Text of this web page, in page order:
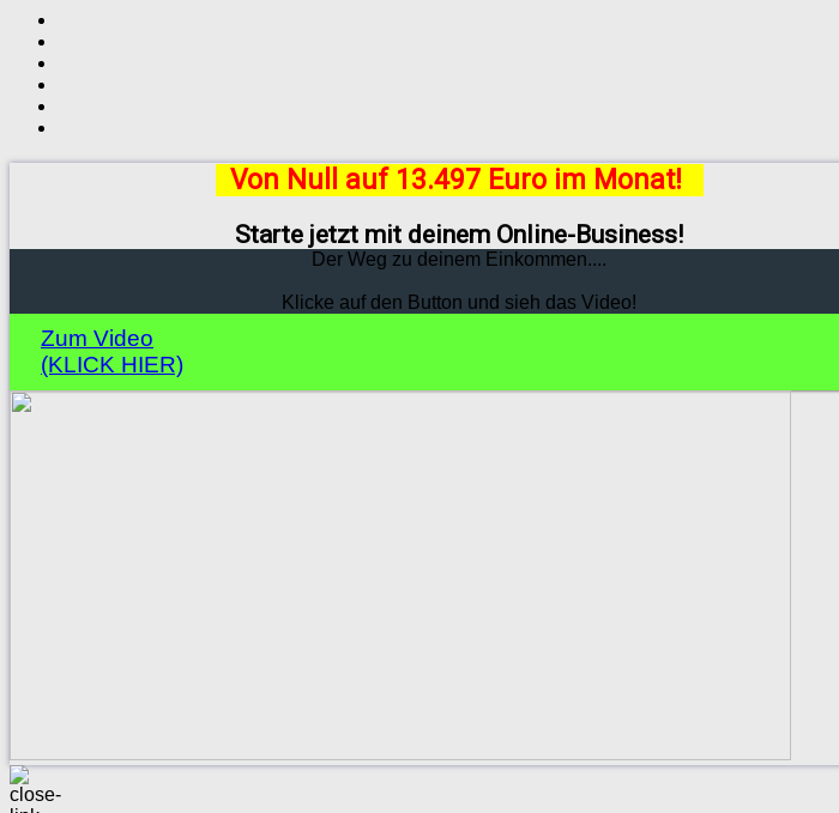
Von Null auf 13.497 Euro im Monat!
Starte jetzt mit deinem Online-Business!
Der Weg zu deinem Einkommen....
Klicke auf den Button und sieh das Video!
Zum Video
(KLICK HIER)